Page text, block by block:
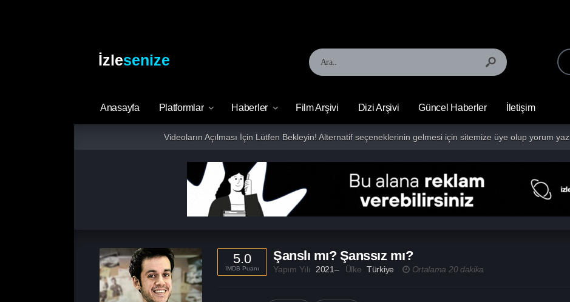
İzlesenize
Anasayfa Platformlar Haberler Film Arşivi Dizi Arşivi Güncel Haberler İletişim
Videoların Açılması İçin Lütfen Bekleyin! Alternatif seçeneklerinin gelmesi için sitemize üye olup yorum
5.0
IMDB Puanı
Şanslı mı? Şanssız mı?
Yapım Yılı 2021– Ülke Türkiye Ortalama 20 dakika